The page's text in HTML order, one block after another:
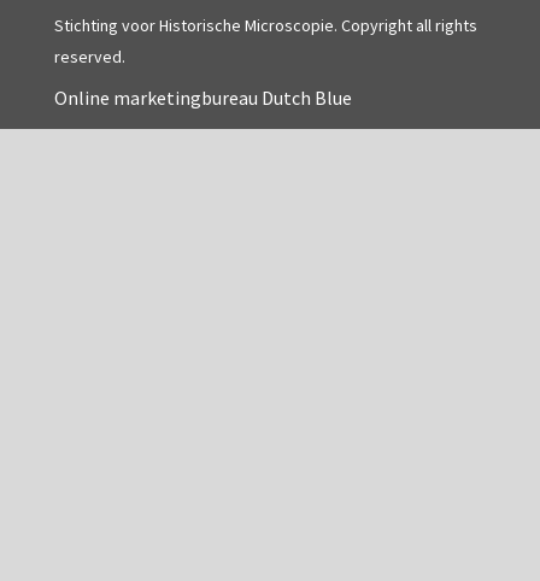
‘Junior’ type, USSR (1970-1980)
AOC, samenklapbaar (ca. 1973)
Zeiss, modern microscoop (1980-2010)
Stichting voor Historische Microscopie. Copyright all rights
reserved.
Online marketingbureau Dutch Blue